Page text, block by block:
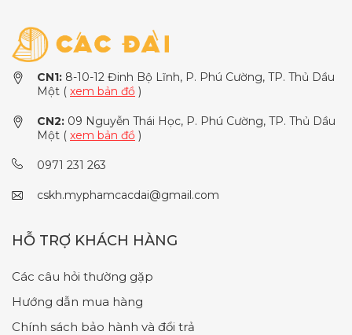
CN1: 8-10-12 Đinh Bộ Lĩnh, P. Phú Cường, TP. Thủ Dầu
Một ( xem bản đồ )
CN2: 09 Nguyễn Thái Học, P. Phú Cường, TP. Thủ Dầu
Một ( xem bản đồ )
0971 231 263
cskh.myphamcacdai@gmail.com
HỖ TRỢ KHÁCH HÀNG
Các câu hỏi thường gặp
Hướng dẫn mua hàng
Chính sách bảo hành và đổi trả